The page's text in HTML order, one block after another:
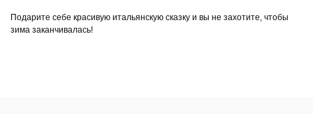
Подарите себе красивую итальянскую сказку и вы не захотите, чтобы
зима заканчивалась!